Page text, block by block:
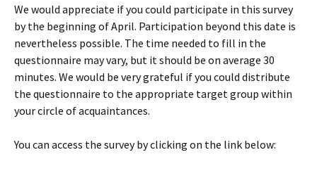
We would appreciate if you could participate in this survey
by the beginning of April. Participation beyond this date is
nevertheless possible. The time needed to fill in the
questionnaire may vary, but it should be on average 30
minutes. We would be very grateful if you could distribute
the questionnaire to the appropriate target group within
your circle of acquaintances.
You can access the survey by clicking on the link below: